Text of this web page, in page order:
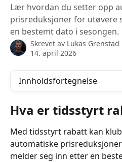
Lær hvordan du setter opp
prisreduksjoner for utøvere
en bestemt dato i sesongen.
Skrevet av Lukas Grenstad
14. april 2026
Innholdsfortegnelse
Hva er tidsstyrt
Med tidsstyrt rabatt kan
automatiske
melder seg inn etter en